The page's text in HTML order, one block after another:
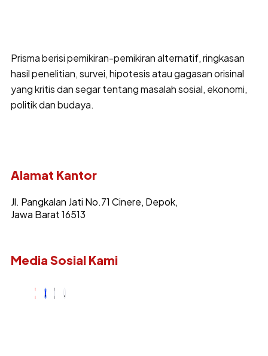
Prisma berisi pemikiran-pemikiran alternatif, ringkasan
hasil penelitian, survei, hipotesis atau gagasan orisinal
yang kritis dan segar tentang masalah sosial, ekonomi,
politik dan budaya.
Alamat Kantor
Jl. Pangkalan Jati No.71 Cinere, Depok,
Jawa Barat 16513
Media Sosial Kami